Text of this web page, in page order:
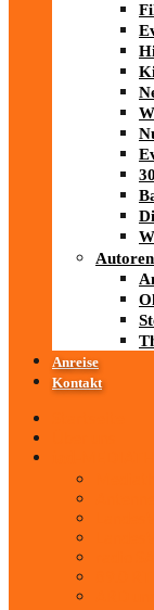
Autoren
Anreise
Kontakt